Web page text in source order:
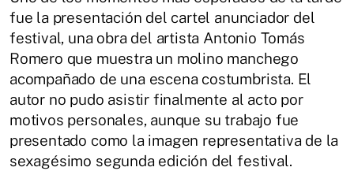
fue la presentación del cartel anunciador del
festival, una obra del artista Antonio Tomás
Romero que muestra un molino manchego
acompañado de una escena costumbrista. El
autor no pudo asistir finalmente al acto por
motivos personales, aunque su trabajo fue
presentado como la imagen representativa de la
sexagésimo segunda edición del festival.